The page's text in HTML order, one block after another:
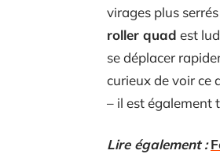
virages plus
roller quad est
se déplacer
curieux de voir ce
– il est également
Lire également :